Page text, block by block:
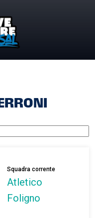
Squadra corrente
Atletico
Foligno